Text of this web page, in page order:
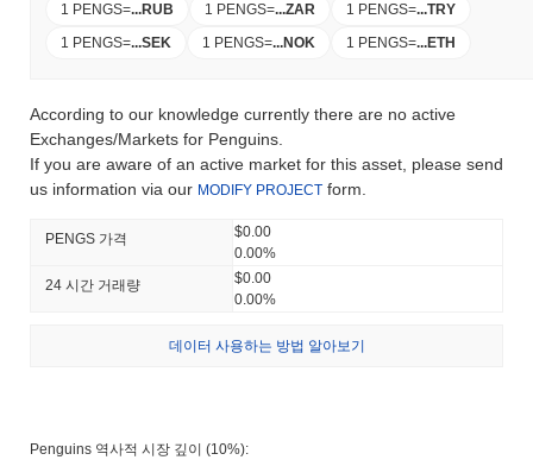
1 PENGS=...RUB 1 PENGS=...ZAR 1 PENGS=...TRY
1 PENGS=...SEK 1 PENGS=...NOK 1 PENGS=...ETH
According to our knowledge currently there are no active
Exchanges/Markets for Penguins.
If you are aware of an active market for this asset, please send
us information via our MODIFY PROJECT form.
PENGS 가격
$0.00
0.00%
24 시간 거래량
$0.00
0.00%
데이터 사용하는 방법 알아보기
Penguins 역사적 시장 깊이 (10%):